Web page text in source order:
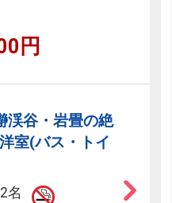
円
渓谷・岩畳の絶
室(バス・トイ
2名